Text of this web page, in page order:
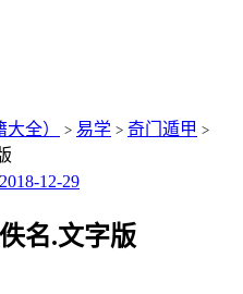
全） > 易学 > 奇门遁甲 >
2018-12-29
名.文字版